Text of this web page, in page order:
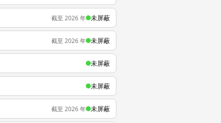
截至 2026 年 未屏蔽
截至 2026 年 未屏蔽
未屏蔽
未屏蔽
截至 2026 年 未屏蔽